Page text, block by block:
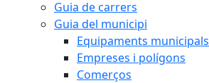
Guia de carrers
Guia del municipi
Equipaments municipals
Empreses i polígons
Comerços